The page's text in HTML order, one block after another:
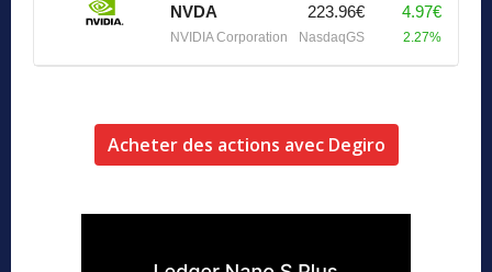
NVDA
NVIDIA Corporation
223.96€
NasdaqGS
4.97€
2.27%
Acheter des actions avec Degiro